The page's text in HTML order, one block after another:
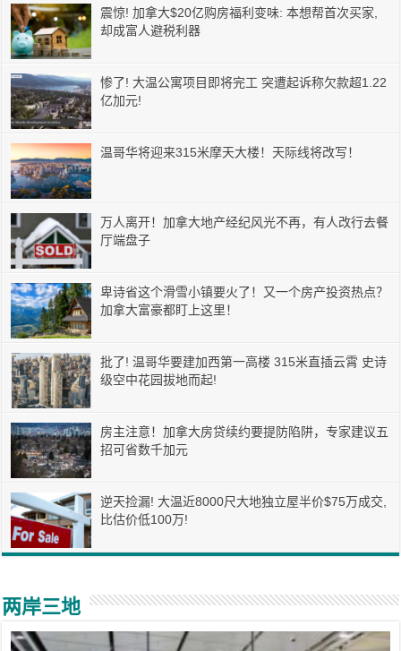
震惊! 加拿大$20亿购房福利变味: 本想帮首次买家,
却成富人避税利器
惨了! 大温公寓项目即将完工 突遭起诉称欠款超1.22
亿加元!
温哥华将迎来315米摩天大楼！天际线将改写！
万人离开！加拿大地产经纪风光不再，有人改行去餐
厅端盘子
卑诗省这个滑雪小镇要火了！又一个房产投资热点？
加拿大富豪都盯上这里！
批了! 温哥华要建加西第一高楼 315米直插云霄 史诗
级空中花园拔地而起!
房主注意！加拿大房贷续约要提防陷阱，专家建议五
招可省数千加元
逆天捡漏! 大温近8000尺大地独立屋半价$75万成交,
比估价低100万!
两岸三地